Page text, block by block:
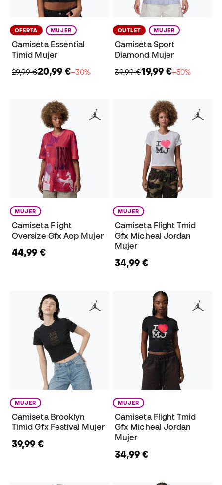
OFERTA MUJER
Camiseta Essential
Timid Mujer
29,99 €20,99 €−30%
OUTLET MUJER
Camiseta Sport
Diamond Mujer
39,99 €19,99 €−50%
MUJER
Camiseta Flight
Oversize Gfx Aop Mujer
44,99 €
MUJER
Camiseta Flight Tmid
Gfx Micheal Jordan
Mujer
34,99 €
MUJER
Camiseta Brooklyn
Timid Gfx Festival Mujer
39,99 €
MUJER
Camiseta Flight Tmid
Gfx Micheal Jordan
Mujer
34,99 €